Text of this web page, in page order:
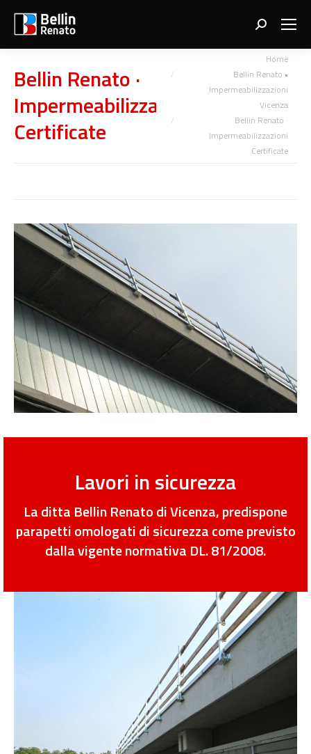
Search:
Bellin Renato ·
Impermeabilizzazioni
Certificate
Home
Bellin Renato •
Impermeabilizzazioni
Vicenza
Bellin Renato ·
Impermeabilizzazioni
Certificate
Lavori in sicurezza
La ditta Bellin Renato di Vicenza, predispone
parapetti omologati di sicurezza come previsto
dalla vigente normativa DL. 81/2008.